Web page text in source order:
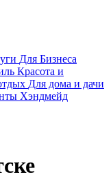
Для Бизнеса
Красота и
Для дома и дачи
Хэндмейд